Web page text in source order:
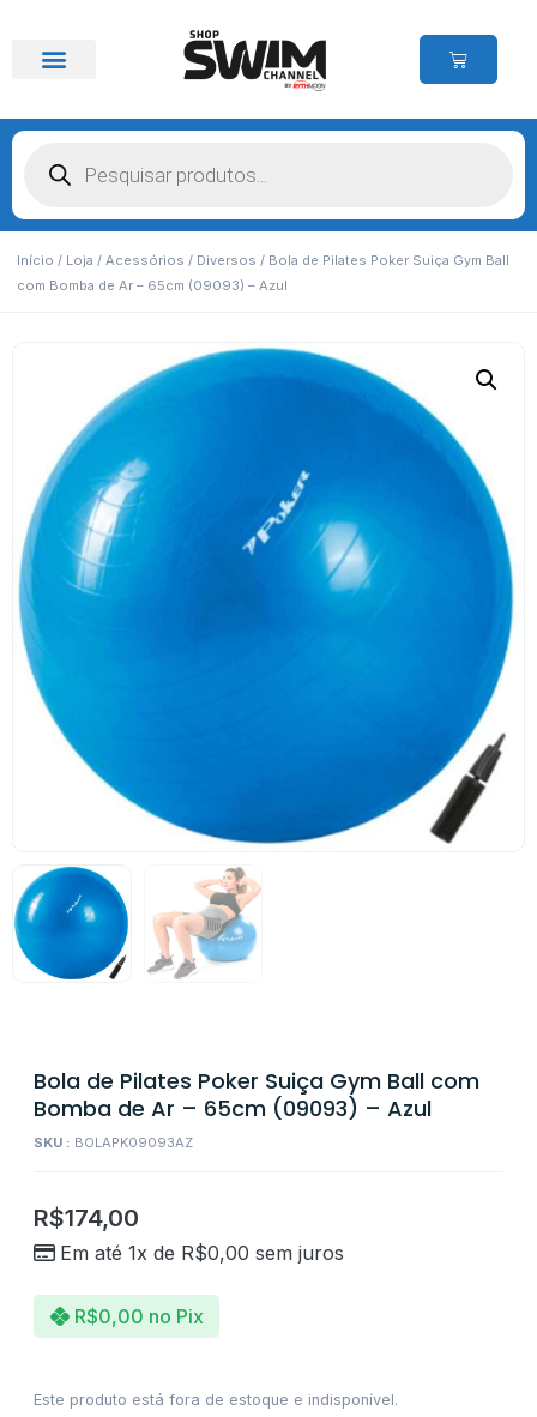
Início / Loja / Acessórios / Diversos / Bola de Pilates Poker Suiça Gym Ball
com Bomba de Ar – 65cm (09093) – Azul
Bola de Pilates Poker Suiça Gym Ball com
Bomba de Ar – 65cm (09093) – Azul
SKU : BOLAPK09093AZ
R$174,00
Em até 1x de R$0,00 sem juros
R$0,00 no Pix
Este produto está fora de estoque e indisponível.